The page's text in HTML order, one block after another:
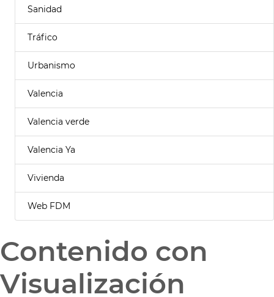
Sanidad
Tráfico
Urbanismo
Valencia
Valencia verde
Valencia Ya
Vivienda
Web FDM
Contenido con
Visualización